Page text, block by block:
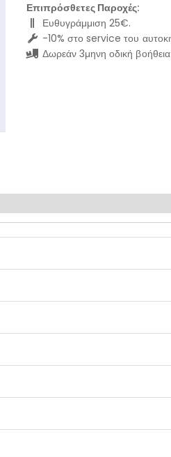
Επιπρόσθετες Παροχές:
Ευθυγράμμιση 25€.
-10% στο service του
Δωρεάν 3μηνη οδική